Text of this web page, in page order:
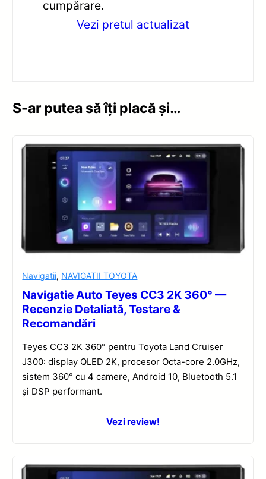
cumpărare.
Vezi pretul actualizat
S-ar putea să îți placă și…
Navigatii, NAVIGATII TOYOTA
Navigatie Auto Teyes CC3 2K 360° —
Recenzie Detaliată, Testare &
Recomandări
Teyes CC3 2K 360° pentru Toyota Land Cruiser
J300: display QLED 2K, procesor Octa-core 2.0GHz,
sistem 360° cu 4 camere, Android 10, Bluetooth 5.1
și DSP performant.
Vezi review!